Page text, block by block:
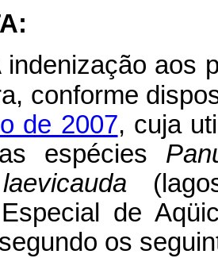
aos
conforme
de 2007, cuja
espécies
de
os